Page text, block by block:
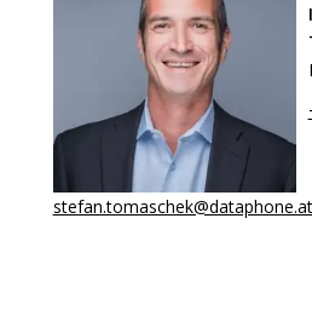
stefan.tomaschek@dataphone.at